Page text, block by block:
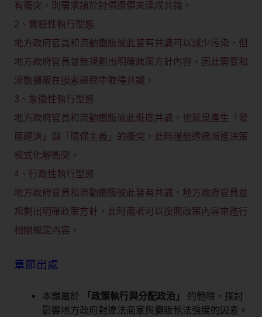
有衝突，則需求諸於討價還價來達成共識。
2、實驗性執行型態
地方政府官員和流動攤販彼此皆有共識可以減少污染，但
地方政府官員並無規劃出明確政策方針內容，因此需要和
流動攤販在摸索過程中取得共識。
3、象徵性執行型態
地方政府官員和流動攤販彼此低度共識，也就是產生「發
展經濟」與「環保主義」的衝突，此時僅能透過漸進決策
模式化解衝突。
4、行政性執行型態
地方政府官員和流動攤販彼此皆有共識，地方政府官員並
規劃出明確政策方針，此時兩者可以按照政策內容來進行
相關規定內容。
章節出處
本題屬於 「政策執行與分配政治」
的範疇，探討
影響地方政府對違法商家與攤販執法強度的因素。